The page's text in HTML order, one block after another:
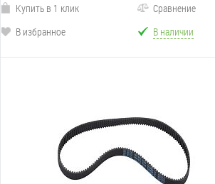
Купить в 1 клик
Сравнение
В избранное
В наличии